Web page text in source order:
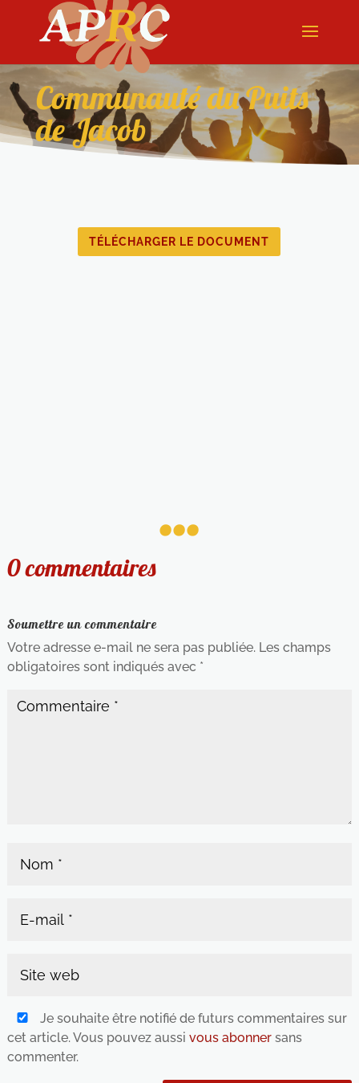
Communauté du Puits
de Jacob
TÉLÉCHARGER LE DOCUMENT
...
0 commentaires
Soumettre un commentaire
Votre adresse e-mail ne sera pas publiée. Les champs
obligatoires sont indiqués avec *
Je souhaite être notifié de futurs commentaires sur
cet article. Vous pouvez aussi vous abonnersans
commenter.